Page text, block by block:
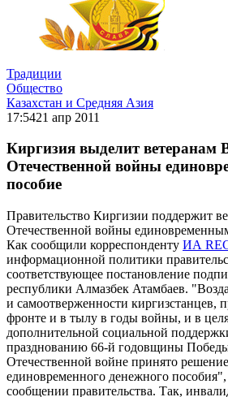
Традиции
Общество
Казахстан и Средняя Азия
17:5421 апр 2011
Киргизия выделит ветеранам
Отечественной войны
пособие
Правительство Киргизии поддержит
Отечественной войны
Как сообщили корреспонденту ИА
информационной политики
соответствующее постановление
республики Алмазбек Атамбаев.
и самоотверженности киргизстанцев,
фронте и в тылу в годы войны, и в
дополнительной социальной
празднованию 66-й годовщины
Отечественной войне принято
единовременного денежного пособия",
сообщении правительства. Так,